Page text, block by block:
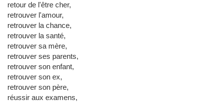
retour de l'être cher,
retrouver l'amour,
retrouver la chance,
retrouver la santé,
retrouver sa mère,
retrouver ses parents,
retrouver son enfant,
retrouver son ex,
retrouver son père,
réussir aux examens,